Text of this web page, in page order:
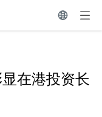
在港投资长